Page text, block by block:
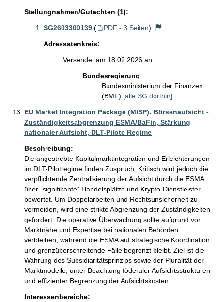
Stellungnahmen/Gutachten (1):
SG2603300139 ( PDF - 3 Seiten)
Adressatenkreis:
Versendet am 18.02.2026 an:
Bundesregierung
Bundesministerium der Finanzen
(BMF) [alle SG dorthin]
EU Market Integration Package (MISP): Börsenaufsicht -
Zuständigkeitsabgrenzung ESMA/BaFin, Stärkung
nationaler Aufsicht, DLT-Pilote Regime
Beschreibung:
Die angestrebte Kapitalmarktintegration und Erleichterungen
im DLT-Pilotregime finden Zuspruch. Kritisch wird jedoch die
verpflichtende Zentralisierung der Aufsicht durch die ESMA
über „signifikante“ Handelsplätze und Krypto-Dienstleister
bewertet. Um Doppelarbeiten und Rechtsunsicherheit zu
vermeiden, wird eine strikte Abgrenzung der Zuständigkeiten
gefordert: Die operative Überwachung sollte aufgrund von
Marktnähe und Expertise bei nationalen Behörden
verbleiben, während die ESMA auf strategische Koordination
und grenzüberschreitende Fälle begrenzt bleibt. Ziel ist die
Wahrung des Subsidiaritätsprinzips sowie der Pluralität der
Marktmodelle, unter Beachtung föderaler Aufsichtsstrukturen
und effizienter Begrenzung der Aufsichtskosten.
Interessenbereiche: